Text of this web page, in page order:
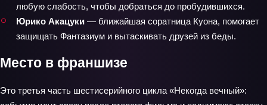
любую слабость, чтобы добраться до пробудившихся.
Юрико Акацуки — ближайшая соратница Куона, помогает
защищать Фантазиум и вытаскивать друзей из беды.
Место в франшизе
Это третья часть шестисерийного цикла «Некогда вечный»: